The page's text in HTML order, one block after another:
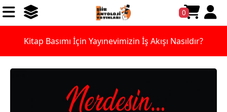
0
Kitap Basımı İçin Yayınevimizin İş Akışı Nasıldır?